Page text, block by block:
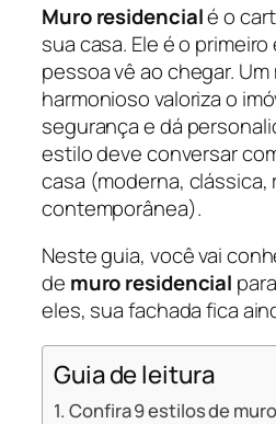
Muro residencialé o
sua casa. Ele é o
pessoa vê ao chegar.
harmonioso valoriza o
segurança e dá
estilo deve conversar
casa (moderna,
contemporânea).
Neste guia, você vai
de muro residencial
eles, sua fachada fica
Guia de leitura
Confira 9 estilos de